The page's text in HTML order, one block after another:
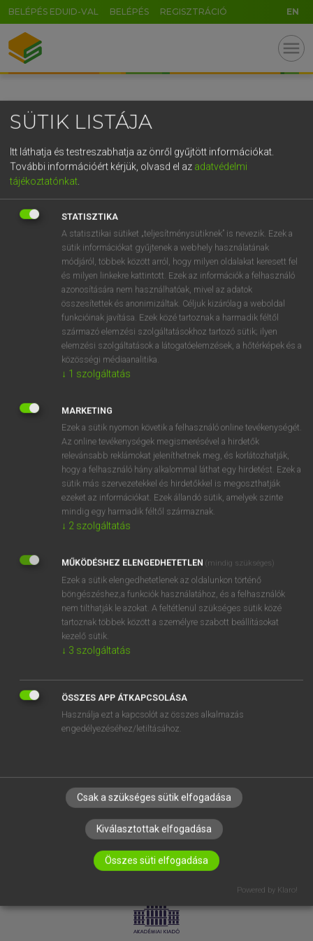
BELÉPÉS EDUID-VAL BELÉPÉS REGISZTRÁCIÓ EN
menu
OOOOPS!
SZOTAR.NET APPLIKÁCIÓ
MICROSOFT OFFICE BŐVÍTMÉNY
BEÉPÜLŐ SZÓTÁRMODUL
ONLINE NYELVVIZSGA
EGYÉNI FELHASZNÁLÓKNAK
TANULÓKNAK
OKTATÁSI INTÉZMÉNYEKNEK
VÁLLALATI MEGOLDÁSOK
RÓLUNK
ELÉRHETŐSÉG
SÜTI BEÁLLÍTÁSOK
LICENCSZERZŐDÉS ADATVÉDELEM
SÜTIK LISTÁJA
Itt láthatja és testreszabhatja az önről gyűjtött információkat.
További információért kérjük, olvasd el az adatvédelmi
tájékoztatónkat
STATISZTIKA
A statisztikai sütiket „teljesítménysütiknek” is nevezik. Ezek a
sütik információkat gyűjtenek a webhely használatának
módjáról, többek között arról, hogy milyen oldalakat keresett fel
és milyen linkekre kattintott. Ezek az információk a felhasználó
azonosítására nem használhatóak, mivel az adatok
összesítettek és anonimizáltak. Céljuk kizárólag a weboldal
funkcióinak javítása. Ezek közé tartoznak a harmadik féltől
származó elemzési szolgáltatásokhoz tartozó sütik; ilyen
elemzési szolgáltatások a látogatóelemzések, a hőtérképek és a
közösségi médiaanalitika.
↓ 1 szolgáltatás
MARKETING
Ezek a sütik nyomon követik a felhasználó online tevékenységét.
Az online tevékenységek megismerésével a hirdetők
relevánsabb reklámokat jeleníthetnek meg, és korlátozhatják,
hogy a felhasználó hány alkalommal láthat egy hirdetést. Ezek a
sütik más szervezetekkel és hirdetőkkel is megoszthatják
ezeket az információkat. Ezek állandó sütik, amelyek szinte
mindig egy harmadik féltől származnak.
↓ 2 szolgáltatás
MŰKÖDÉSHEZ ELENGEDHETETLEN (mindig szükséges)
Ezek a sütik elengedhetetlenek az oldalunkon történő
böngészéshez,a funkciók használatához, és a felhasználók
nem tilthatják le azokat. A feltétlenül szükséges sütik közé
tartoznak többek között a személyre szabott beállításokat
kezelő sütik.
↓ 3 szolgáltatás
ÖSSZES APP ÁTKAPCSOLÁSA
Használja ezt a kapcsolót az összes alkalmazás
engedélyezéséhez/letiltásához.
Csak a szükséges sütik elfogadása
Kiválasztottak elfogadása
Összes süti elfogadása
Powered by Klaro!
GR
5
g h k l
v b n m , . - AltGr